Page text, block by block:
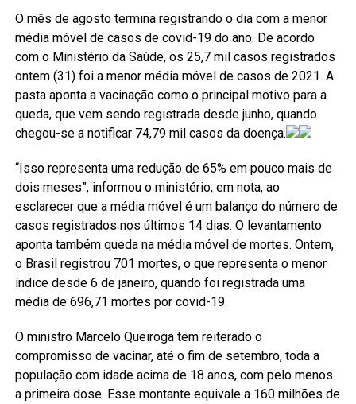
O mês de agosto termina registrando o dia com a menor
média móvel de casos de covid-19 do ano. De acordo
com o Ministério da Saúde, os 25,7 mil casos registrados
ontem (31) foi a menor média móvel de casos de 2021. A
pasta aponta a vacinação como o principal motivo para a
queda, que vem sendo registrada desde junho, quando
chegou-se a notificar 74,79 mil casos da doença.
“Isso representa uma redução de 65% em pouco mais de
dois meses”, informou o ministério, em nota, ao
esclarecer que a média móvel é um balanço do número de
casos registrados nos últimos 14 dias. O levantamento
aponta também queda na média móvel de mortes. Ontem,
o Brasil registrou 701 mortes, o que representa o menor
índice desde 6 de janeiro, quando foi registrada uma
média de 696,71 mortes por covid-19.
O ministro Marcelo Queiroga tem reiterado o
compromisso de vacinar, até o fim de setembro, toda a
população com idade acima de 18 anos, com pelo menos
a primeira dose. Esse montante equivale a 160 milhões de